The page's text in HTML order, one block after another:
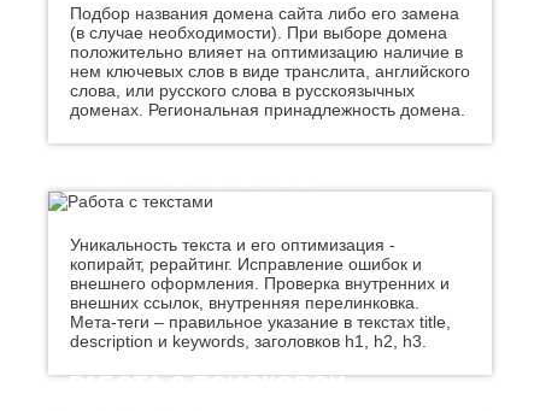
Йошкар-
Ола
Казань
Каменск-
Уральский
Каспийск
Кемерово
Керчь
Киров
Кисловодск
Ковров
Ставрополь
Старый
Оскол
Стерлитамак
Судак
Т
Таганрог
Тамбов
Тверь
Тольятти
Тула
Тюмень
Подбор названия домена сайта либо его замена
(в случае необходимости). При выборе домена
положительно влияет на оптимизацию наличие в
нем ключевых слов в виде транслита, английского
слова, или русского слова в русскоязычных
доменах. Региональная принадлежность домена.
Уникальность текста и его оптимизация -
копирайт, рерайтинг. Исправление ошибок и
внешнего оформления. Проверка внутренних и
внешних ссылок, внутренняя перелинковка.
Мета-теги – правильное указание в текстах title,
description и keywords, заголовков h1, h2, h3.
РАБОТА С ПОИСКОВОЙ